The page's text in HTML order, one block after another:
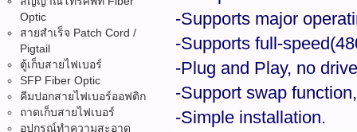
Optic
สายสำเร็จ Patch Cord /
Pigtail
ตู้เก็บสายไฟเบอร์
SFP Fiber Optic
คีมปอกสายไฟเบอร์ออฟติก
ถาดเก็บสายไฟเบอร์
อุปกรณ์ทำความสะอาด
-Supports major
-Supports full-
-Plug and Play, no
-Support swap
-Simple installation.